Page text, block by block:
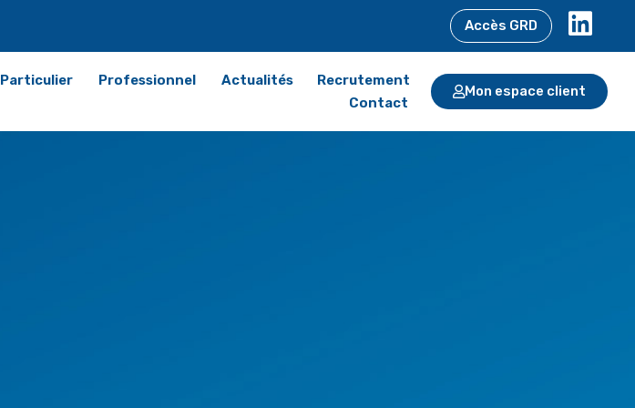
Accès GRD
Particulier Professionnel Actualités
Recrutement
Contact
Mon espace client